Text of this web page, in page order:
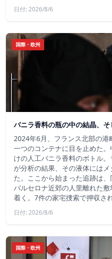
日付: 2026/8/6
国際・欧州
バニラ香料の瓶の中の結晶、
2024年6月、フランス北部の
一つのコンテナに目を止めた
けの人工バニラ香料のボトル
が分析の結果、その液体には
た。ここから始まった追跡は
バルセロナ近郊の人里離れた
着く。7件の家宅捜索で押収さ
日付: 2026/8/6
国際・欧州